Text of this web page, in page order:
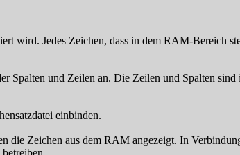
wird. Jedes Zeichen, dass in dem RAM-Bereich
Spalten und Zeilen an. Die Zeilen und Spalten
einbinden.
Zeichen aus dem RAM angezeigt. In